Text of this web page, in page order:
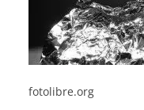
fotolibre.org